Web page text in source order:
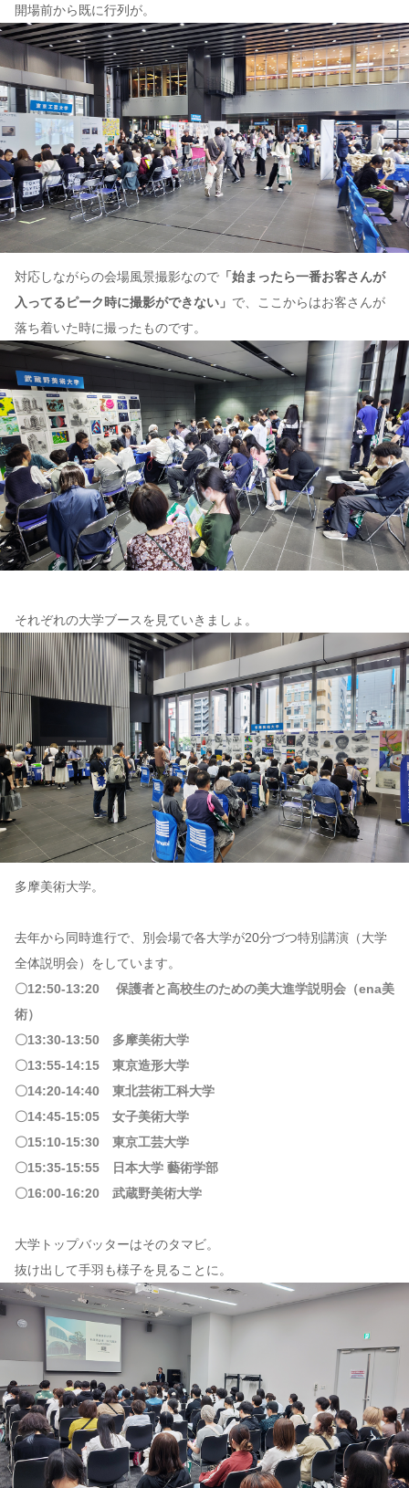
開場前から既に行列が。
対応しながらの会場風景撮影なので 「始まったら一番お客さんが
入ってるピーク時に撮影ができない」 で、ここからはお客さんが
落ち着いた時に撮ったものです。
それぞれの大学ブースを見ていきましょ。
多摩美術大学。
去年から同時進行で、別会場で各大学が20分づつ特別講演（大学
全体説明会）をしています。
〇12:50-13:20 保護者と高校生のための美大進学説明会（ena美
術）
〇13:30-13:50 多摩美術大学
〇13:55-14:15 東京造形大学
〇14:20-14:40 東北芸術工科大学
〇14:45-15:05 女子美術大学
〇15:10-15:30 東京工芸大学
〇15:35-15:55 日本大学 藝術学部
〇16:00-16:20 武蔵野美術大学
大学トップバッターはそのタマビ。
抜け出して手羽も様子を見ることに。